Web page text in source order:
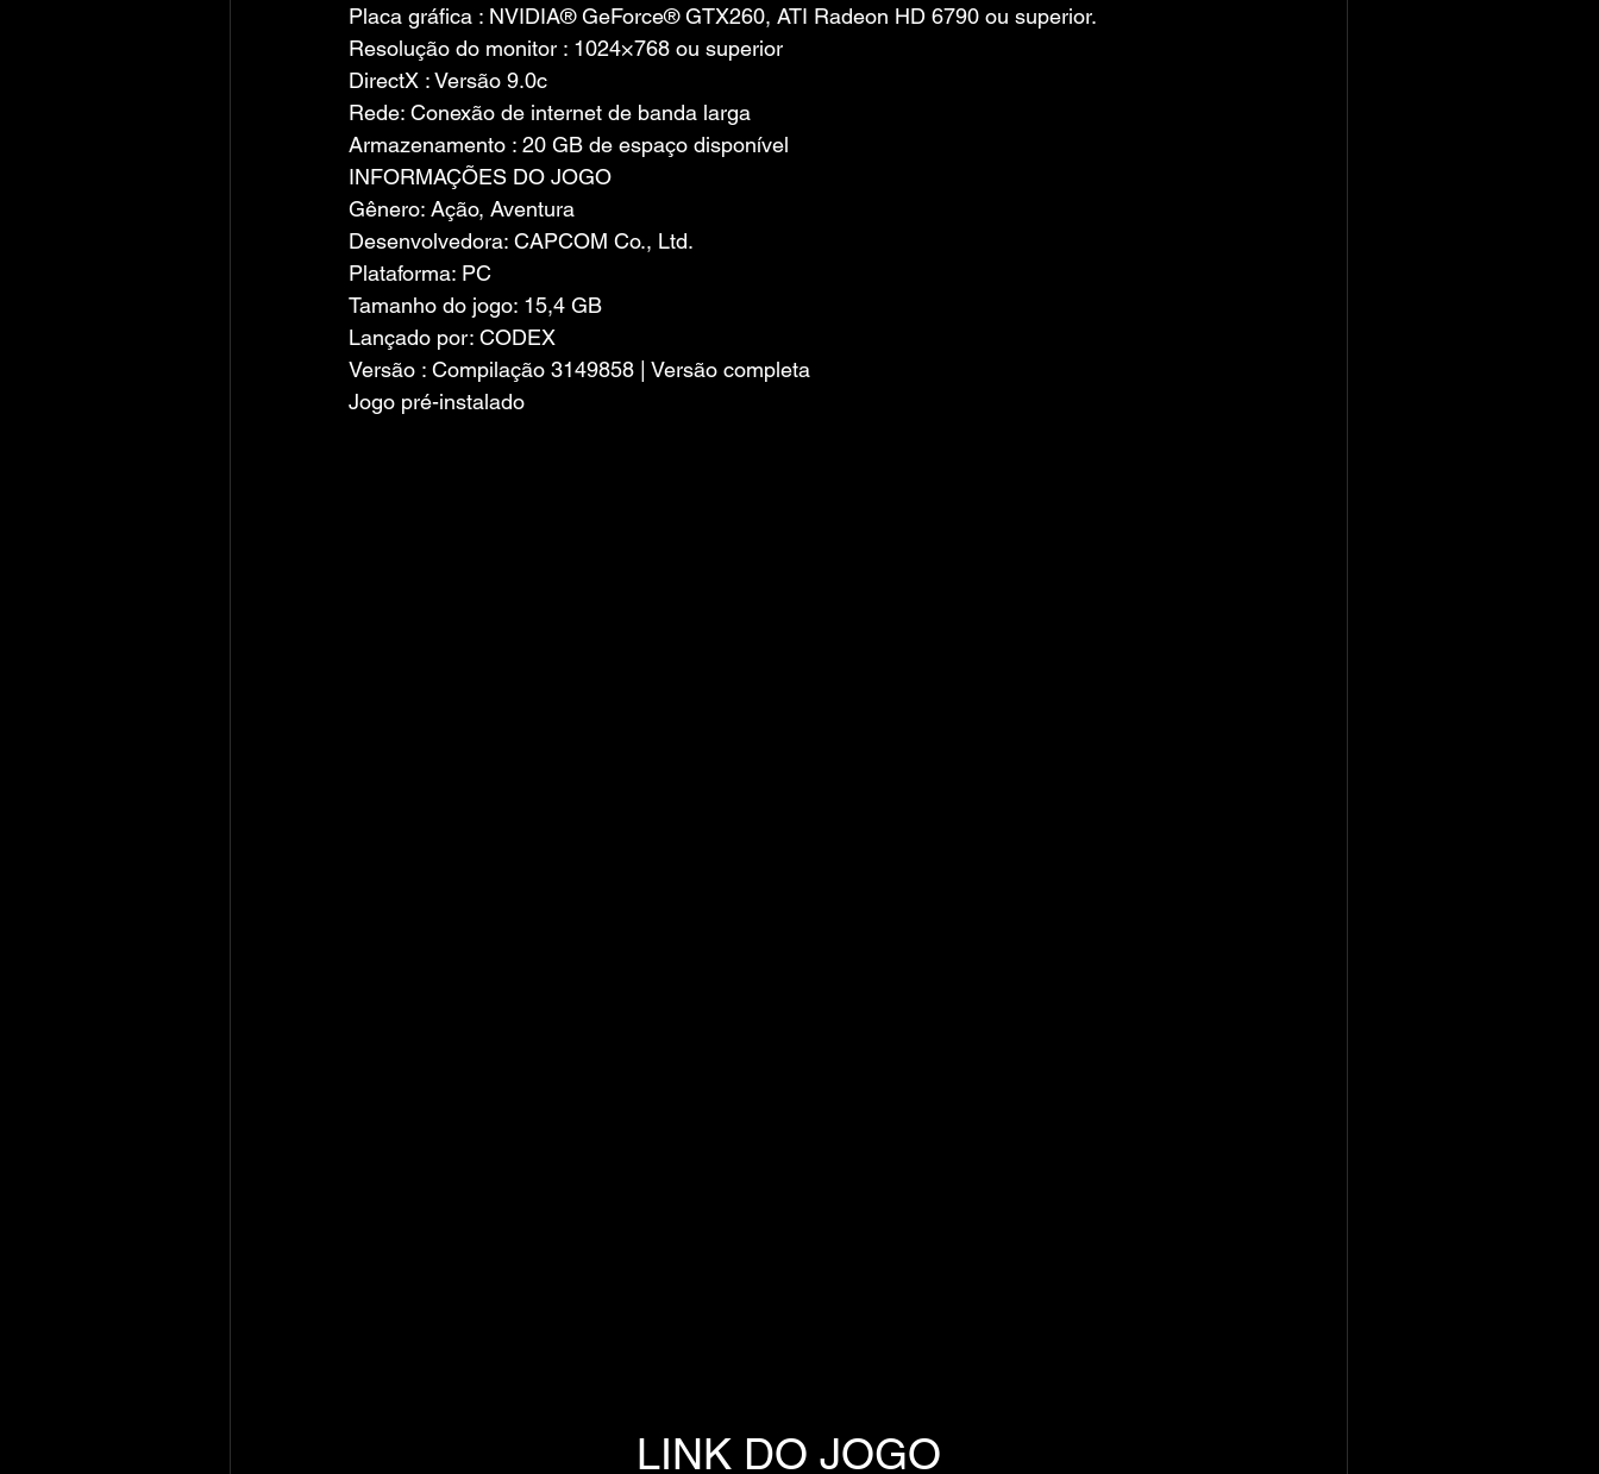
Placa gráfica : NVIDIA® GeForce® GTX260, ATI Radeon HD 6790 ou superior.
Resolução do monitor : 1024×768 ou superior
DirectX : Versão 9.0c
Rede: Conexão de internet de banda larga
Armazenamento : 20 GB de espaço disponível
INFORMAÇÕES DO JOGO
Gênero: Ação, Aventura
Desenvolvedora: CAPCOM Co., Ltd.
Plataforma: PC
Tamanho do jogo: 15,4 GB
Lançado por: CODEX
Versão : Compilação 3149858 | Versão completa
Jogo pré-instalado
LINK DO JOGO